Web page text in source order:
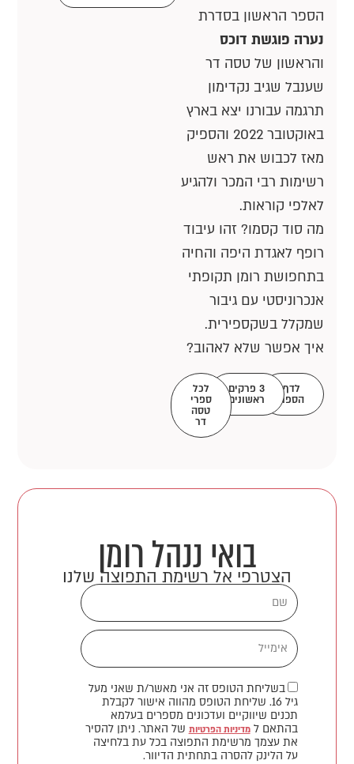
הספר הראשון בסדרת
נערה פוגשת דוכס
והראשון של טסה דר
שענבל שגיב נקדימון
תרגמה עבורנו יצא בארץ
באוקטובר 2022 והספיק
מאז לכבוש את ראש
רשימות רבי המכר ולהגיע
לאלפי קוראות.
מה סוד קסמו? זהו עיבוד
רופף לאגדת היפה והחיה
בתחפושת רומן תקופתי
אנכרוניסטי עם גיבור
שמקלל בשקספירית.
איך אפשר שלא לאהוב?
לדף
הספר
3 פרקים
ראשונים
לכל
ספרי
טסה
דר
בואי ננהל רומן
הצטרפי אל רשימת התפוצה שלנו
ש
ם
א
י
י
י
ל
בשליחת הטופס זה אני מאשר/ת שאני מעל
גיל 16. שליחת הטופס מהווה אישור לקבלת
תכנים שיווקיים ועדכונים מספרים בעלמא
בהתאם למדיניות הפרטיות של האתר. ניתן להסיר
את עצמך מרשימת התפוצה בכל עת בלחיצה
על הלינק להסרה בתחתית הדיוור.